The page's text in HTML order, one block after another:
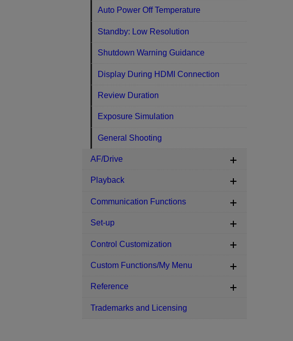
Auto Power Off Temperature
Standby: Low Resolution
Shutdown Warning Guidance
Display During HDMI Connection
Review Duration
Exposure Simulation
General Shooting
AF/Drive
Playback
Communication Functions
Set-up
Control Customization
Custom Functions/My Menu
Reference
Trademarks and Licensing